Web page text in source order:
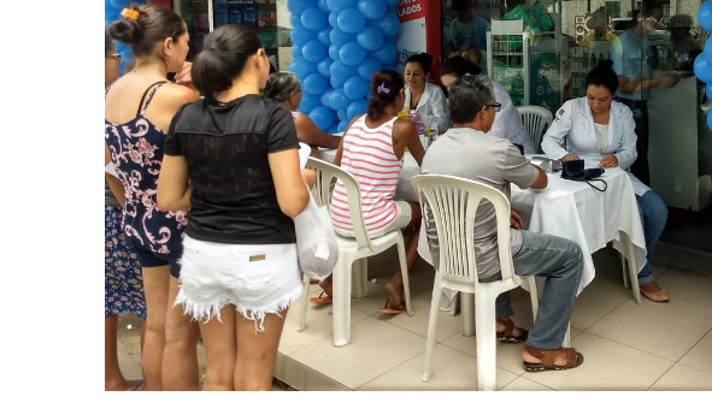
farmacêutico em nova resolução
da Anvisa sobre medicamentos à
base de Cannabis
29 de janeiro de 2026